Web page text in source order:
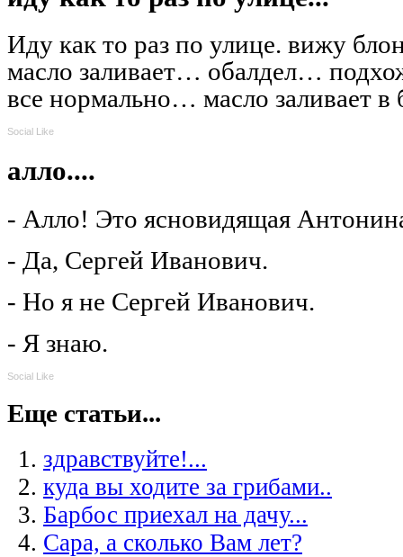
Иду как то раз по улице. вижу
масло заливает… обалдел…
все нормально… масло заливает
Social Like
алло....
- Алло! Это ясновидящая
- Да, Сергей Иванович.
- Но я не Сергей Иванович.
- Я знаю.
Social Like
Еще статьи...
здравствуйте!...
куда вы ходите за грибами..
Барбос приехал на дачу...
Сара, а сколько Вам лет?